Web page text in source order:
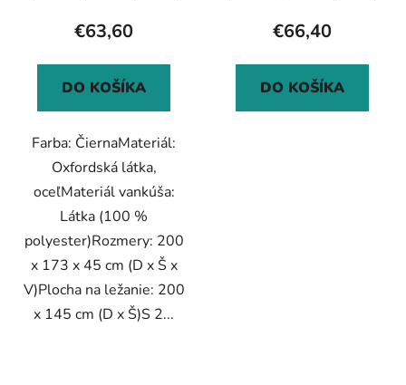
€63,60
DO KOŠÍKA
Farba: ČiernaMateriál:
Oxfordská látka,
oceľMateriál vankúša:
Látka (100 %
polyester)Rozmery: 200
x 173 x 45 cm (D x Š x
V)Plocha na ležanie: 200
x 145 cm (D x Š)S 2...
€66,40
DO KOŠÍKA